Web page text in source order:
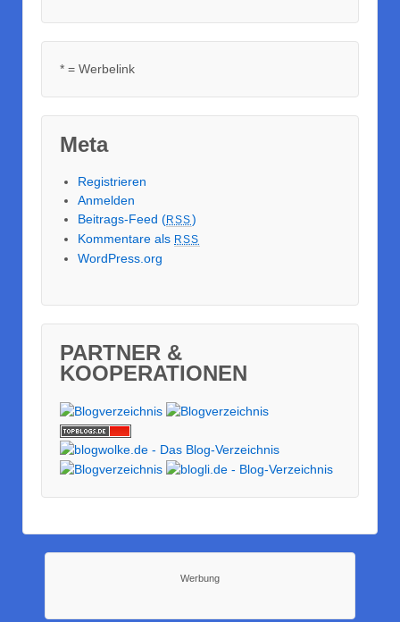
* = Werbelink
Meta
Registrieren
Anmelden
Beitrags-Feed (RSS)
Kommentare als RSS
WordPress.org
PARTNER &
KOOPERATIONEN
Werbung